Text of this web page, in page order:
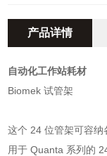
产品详情
自动化工作站耗材
Biomek 试管架
这个 24 位管架可容
用于 Quanta 系列的